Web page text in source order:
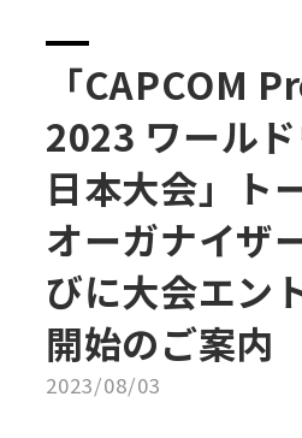
「CAPCOM
2023 ワール
⽇本⼤会」ト
オーガナイザ
びに大会エン
開始のご案内
2023/08/03